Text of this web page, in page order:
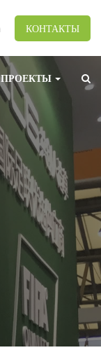
КОНТАКТЫ
ПРОЕКТЫ